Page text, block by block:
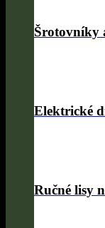
Šrotovníky
Elektrické
Ručné lisy